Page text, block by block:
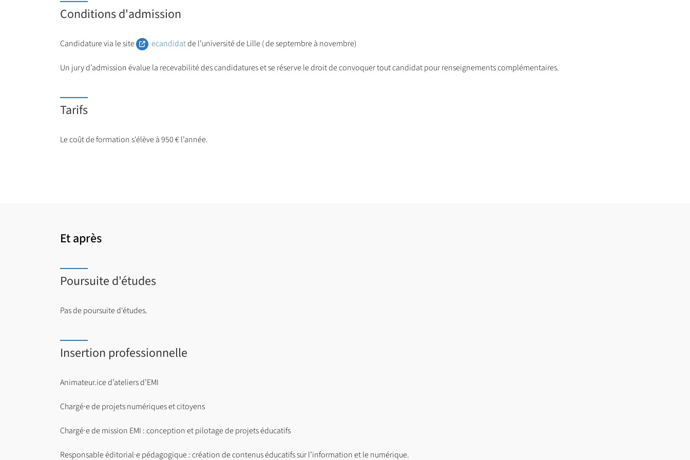
Conditions d'admission
Candidature via le site ecandidatde l’université de Lille ( de septembre à novembre)
Un jury d’admission évalue la recevabilité des candidatures et se réserve le droit de convoquer tout candidat pour renseignements complémentaires.
Tarifs
Le coût de formation s'élève à 950 € l’année.
Et après
Poursuite d'études
Pas de poursuite d'études.
Insertion professionnelle
Animateur.ice d’ateliers d’EMI
Chargé·e de projets numériques et citoyens
Chargé·e de mission EMI : conception et pilotage de projets éducatifs
Responsable éditorial·e pédagogique : création de contenus éducatifs sur l’information et le numérique.